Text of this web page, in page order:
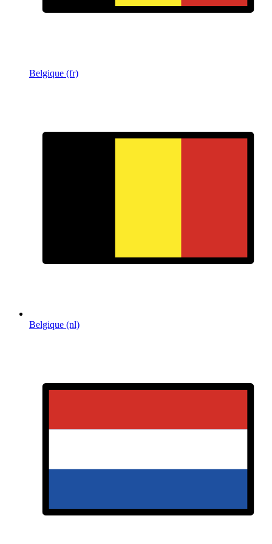
Belgique (fr)
Belgique (nl)